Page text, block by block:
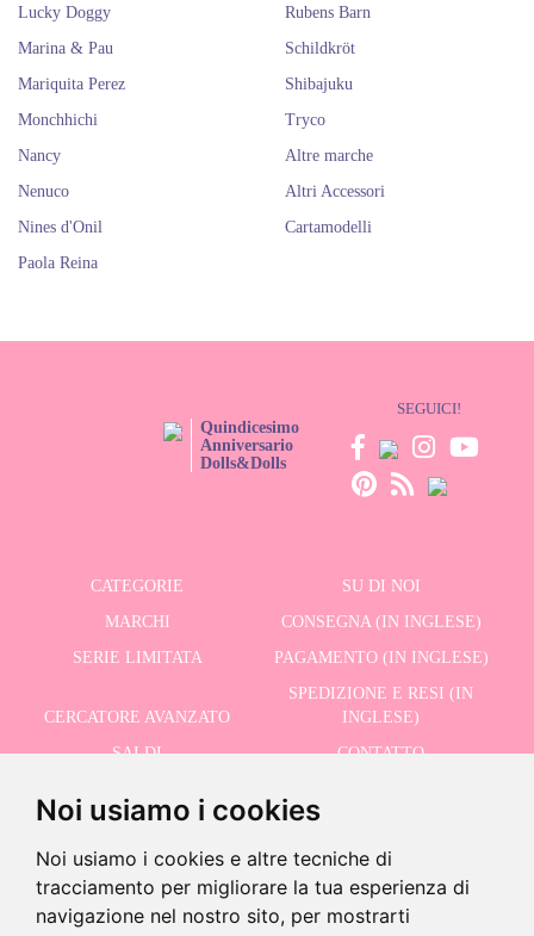
Noi usiamo i cookies
Noi usiamo i cookies e altre tecniche di
tracciamento per migliorare la tua esperienza di
navigazione nel nostro sito, per mostrarti
Lucky Doggy
Marina & Pau
Mariquita Perez
Monchhichi
Nancy
Nenuco
Nines d'Onil
Paola Reina
Rubens Barn
Schildkröt
Shibajuku
Tryco
Altre marche
Altri Accessori
Cartamodelli
Quindicesimo
Anniversario
Dolls&Dolls
SEGUICI!
CATEGORIE
SU DI NOI
MARCHI
CONSEGNA (IN INGLESE)
SERIE LIMITATA
PAGAMENTO (IN INGLESE)
CERCATORE AVANZATO
SPEDIZIONE E RESI (IN
INGLESE)
SALDI
CONTATTO